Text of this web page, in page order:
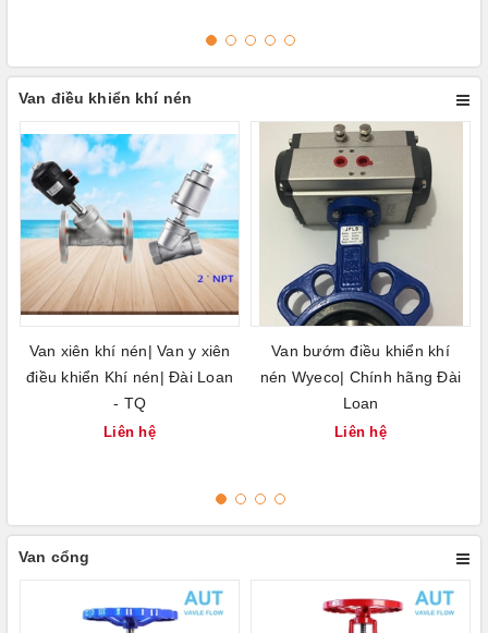
Van điều khiển khí nén
Van xiên khí nén| Van y xiên
điều khiển Khí nén| Đài Loan
- TQ
Liên hệ
Van bướm điều khiển khí
nén Wyeco| Chính hãng Đài
Loan
Liên hệ
Van cổng